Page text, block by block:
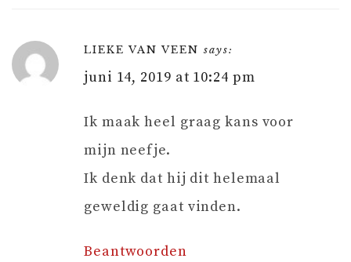
LIEKE VAN VEEN says:
juni 14, 2019 at 10:24 pm
Ik maak heel graag kans voor
mijn neefje.
Ik denk dat hij dit helemaal
geweldig gaat vinden.
Beantwoorden